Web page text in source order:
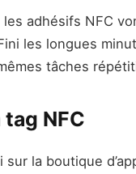
les adhésifs NFC
les longues
tâches
NFC
sur la boutique